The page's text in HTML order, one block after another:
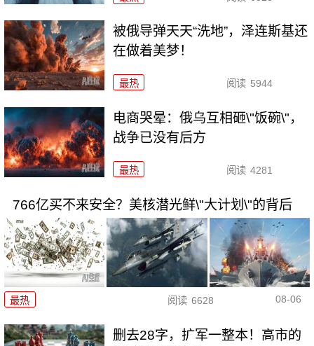
被俄导弹天天“洗地”，泽连斯基还
在做着美梦！
最热 阅读 5944
电商哭晕：俄乌互相砸\"饭碗\"，
战争已没有后方
最热 阅读 4281
766亿买不来安全？美核潜光鲜\"大计划\"的背后
最热 阅读 6628 08-06
删去28字，扩军一整本！高市的